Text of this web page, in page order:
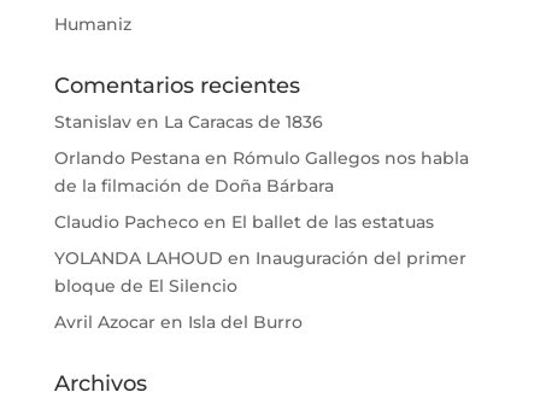
Humaniz
Comentarios recientes
Stanislaven La Caracas de 1836
Orlando Pestanaen Rómulo Gallegos nos habla
de la filmación de Doña Bárbara
Claudio Pachecoen El ballet de las estatuas
YOLANDA LAHOUD en Inauguración del primer
bloque de El Silencio
Avril Azocaren Isla del Burro
Archivos